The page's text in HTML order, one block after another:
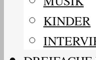
KINDER